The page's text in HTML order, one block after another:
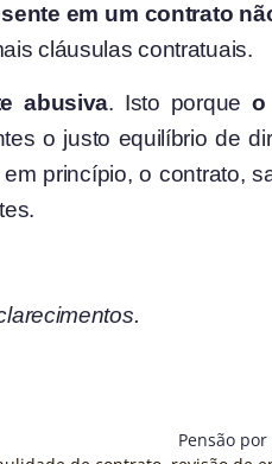
em um contrato
cláusulas contratuais.
abusiva. Isto porque o
o justo equilíbrio de
princípio, o contrato,
Pensão